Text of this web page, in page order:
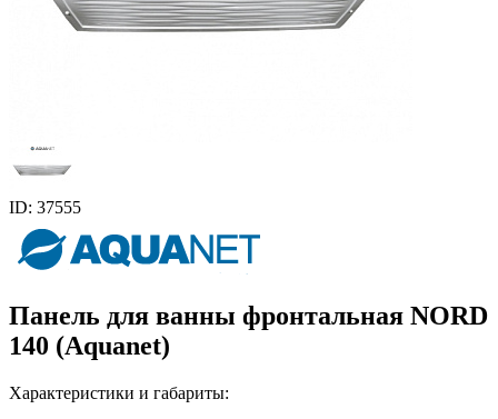
ID: 37555
Панель для ванны фронтальная NORD
140 (Aquanet)
Характеристики и габариты: